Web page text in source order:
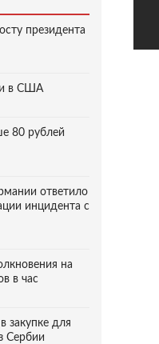
президента
в США
80 рублей
ответило
инцидента с
на
в час
закупке для
Сербии